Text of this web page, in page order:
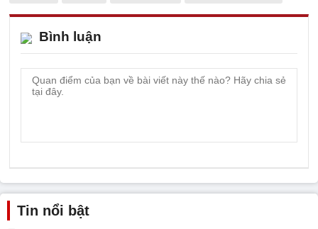
Bình luận
Tin nổi bật